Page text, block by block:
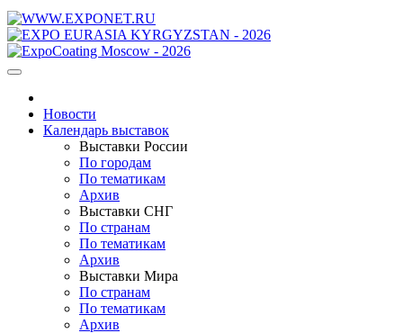
Новости
Календарь выставок
Выставки России
По городам
По тематикам
Архив
Выставки СНГ
По странам
По тематикам
Архив
Выставки Мира
По странам
По тематикам
Архив